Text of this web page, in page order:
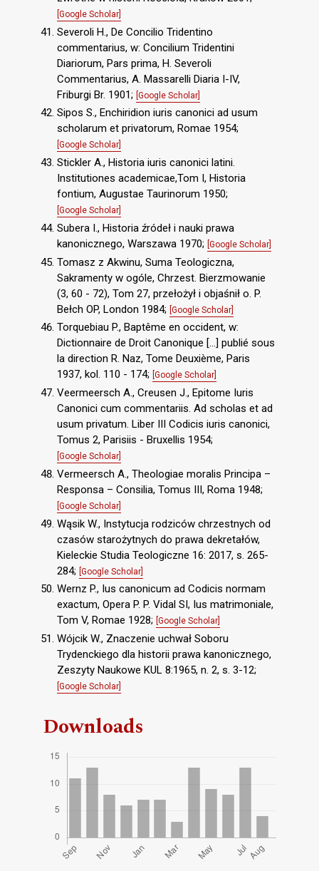
[Google Scholar]
Severoli H., De Concilio Tridentino
commentarius, w: Concilium Tridentini
Diariorum, Pars prima, H. Severoli
Commentarius, A. Massarelli Diaria I-IV,
Friburgi Br. 1901; [Google Scholar]
Sipos S., Enchiridion iuris canonici ad usum
scholarum et privatorum, Romae 1954;
[Google Scholar]
Stickler A., Historia iuris canonici latini.
Institutiones academicae,Tom I, Historia
fontium, Augustae Taurinorum 1950;
[Google Scholar]
Subera I., Historia źródeł i nauki prawa
kanonicznego, Warszawa 1970; [Google Scholar]
Tomasz z Akwinu, Suma Teologiczna,
Sakramenty w ogóle, Chrzest. Bierzmowanie
(3, 60 - 72), Tom 27, przełożył i objaśnił o. P.
Bełch OP, London 1984; [Google Scholar]
Torquebiau P., Baptême en occident, w:
Dictionnaire de Droit Canonique […] publié sous
la direction R. Naz, Tome Deuxième, Paris
1937, kol. 110 - 174; [Google Scholar]
Veermeersch A., Creusen J., Epitome Iuris
Canonici cum commentariis. Ad scholas et ad
usum privatum. Liber III Codicis iuris canonici,
Tomus 2, Parisiis - Bruxellis 1954;
[Google Scholar]
Vermeersch A., Theologiae moralis Principa –
Responsa – Consilia, Tomus III, Roma 1948;
[Google Scholar]
Wąsik W., Instytucja rodziców chrzestnych od
czasów starożytnych do prawa dekretałów,
Kieleckie Studia Teologiczne 16: 2017, s. 265-
284; [Google Scholar]
Wernz P., Ius canonicum ad Codicis normam
exactum, Opera P. P. Vidal SI, Ius matrimoniale,
Tom V, Romae 1928; [Google Scholar]
Wójcik W., Znaczenie uchwał Soboru
Trydenckiego dla historii prawa kanonicznego,
Zeszyty Naukowe KUL 8:1965, n. 2, s. 3-12;
[Google Scholar]
Downloads